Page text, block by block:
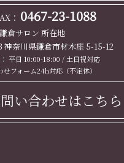
： 0467-23-1088
鎌倉サロン 所在地
神奈川県鎌倉市材木座 5-15-12
平日 10:00-18:00 / 土日祝対応
せフォーム24h対応（不定休）
い合わせはこちら